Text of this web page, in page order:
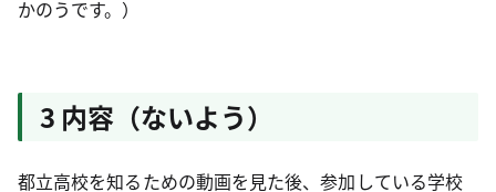
かのうです。）
3 内容（ないよう）
都立高校を知るための動画を見た後、参加している学校